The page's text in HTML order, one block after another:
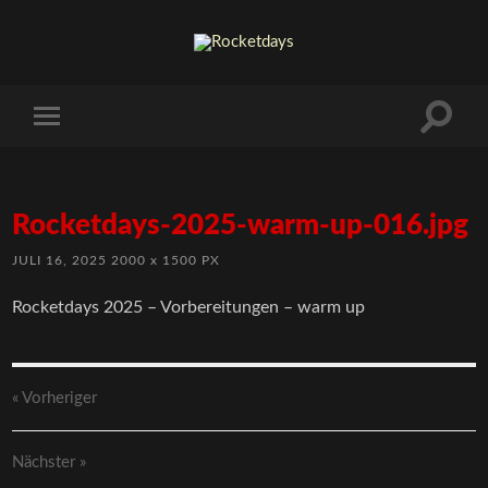
Rocketdays-2025-warm-up-016.jpg
JULI 16, 2025 2000x 1500 PX
Rocketdays 2025 – Vorbereitungen – warm up
« Vorheriger
Nächster »